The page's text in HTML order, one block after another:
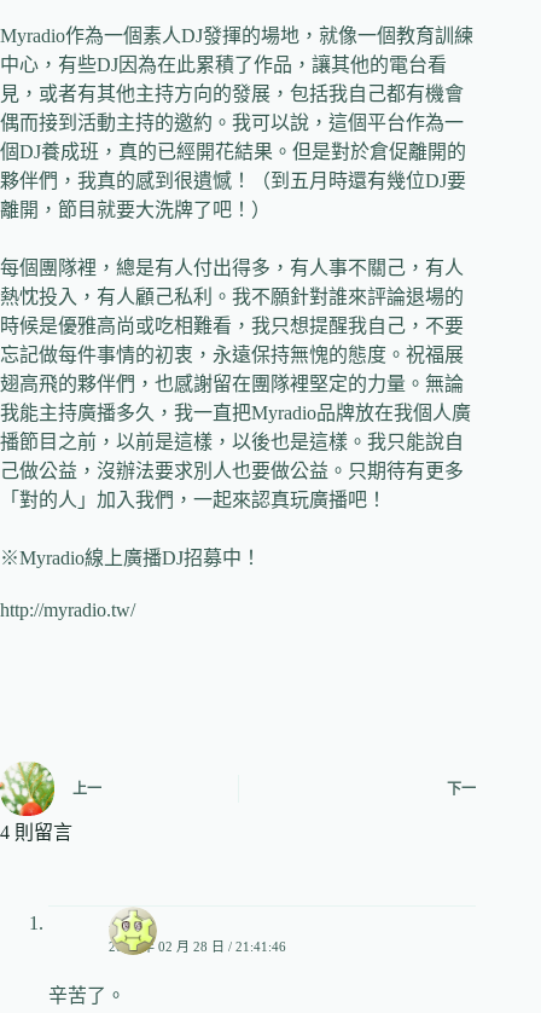
Myradio作為一個素人DJ發揮的場地，就像一個教育訓練
中心，有些DJ因為在此累積了作品，讓其他的電台看
見，或者有其他主持方向的發展，包括我自己都有機會
偶而接到活動主持的邀約。我可以說，這個平台作為一
個DJ養成班，真的已經開花結果。但是對於倉促離開的
夥伴們，我真的感到很遺憾！（到五月時還有幾位DJ要
離開，節目就要大洗牌了吧！）
每個團隊裡，總是有人付出得多，有人事不關己，有人
熱忱投入，有人顧己私利。我不願針對誰來評論退場的
時候是優雅高尚或吃相難看，我只想提醒我自己，不要
忘記做每件事情的初衷，永遠保持無愧的態度。祝福展
翅高飛的夥伴們，也感謝留在團隊裡堅定的力量。無論
我能主持廣播多久，我一直把Myradio品牌放在我個人廣
播節目之前，以前是這樣，以後也是這樣。我只能說自
己做公益，沒辦法要求別人也要做公益。只期待有更多
「對的人」加入我們，一起來認真玩廣播吧！
※Myradio線上廣播DJ招募中！
http://myradio.tw/
上一 下一
4 則留言
小兒
2012 年 02 月 28 日 / 21:41:46
辛苦了。